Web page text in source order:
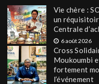
Vie chère :
un
Centrale
6 août 2026
Cross
Moukoumbi
fortement
l’événement